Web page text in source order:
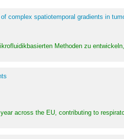
complex spatiotemporal gradients in
Methoden zu
across the EU, contributing to